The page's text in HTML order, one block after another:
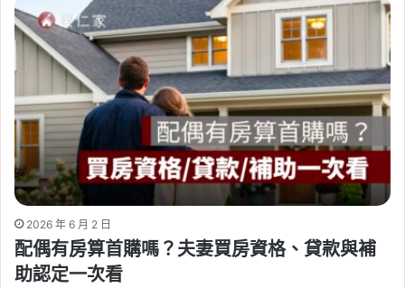
2026 年 6 月 2 日
配偶有房算首購嗎？夫妻買房資格、貸款與補
助認定一次看